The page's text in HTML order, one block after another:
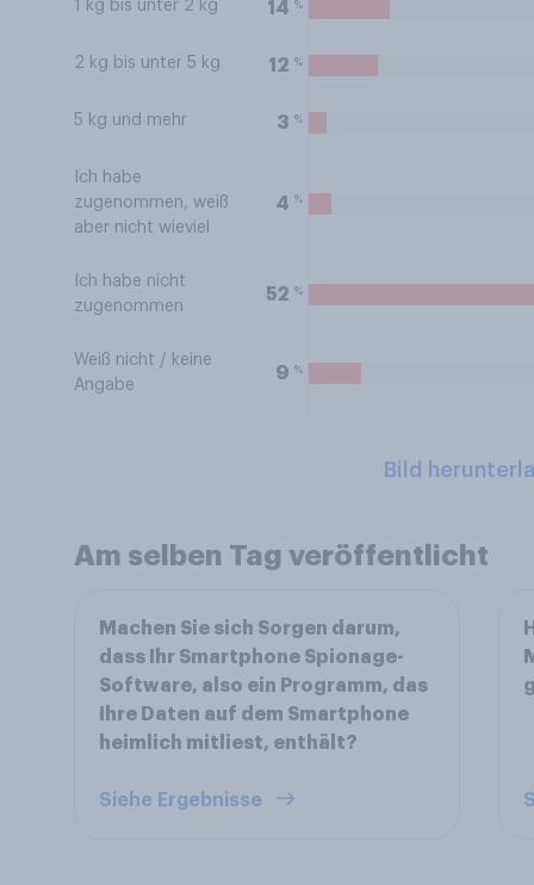
1 kg bis unter 2 kg 14 %
2 kg bis unter 5 kg 12 %
5 kg und mehr 3 %
Ich habe
zugenommen, weiß
aber nicht wieviel
4 %
Ich habe nicht
zugenommen
52 %
Weiß nicht / keine
Angabe
9 %
Bild
Am selben Tag veröffentlicht
Machen Sie sich Sorgen darum,
dass Ihr Smartphone Spionage-
Software, also ein Programm, das
Ihre Daten auf dem Smartphone
heimlich mitliest, enthält?
Siehe Ergebnisse